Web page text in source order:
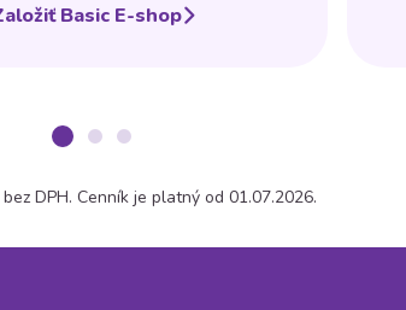
Basic E-shop
DPH. Cenník je platný od 01.07.2026.